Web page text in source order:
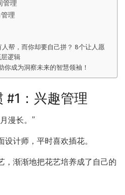
管理
理
帮，而你却要自己拼？ 8个让人愿
逻辑
你成为洞察未来的智慧领袖！
#1：兴趣管理
漫长。”
计师，平时喜欢插花。
，渐渐地把花艺培养成了自己的